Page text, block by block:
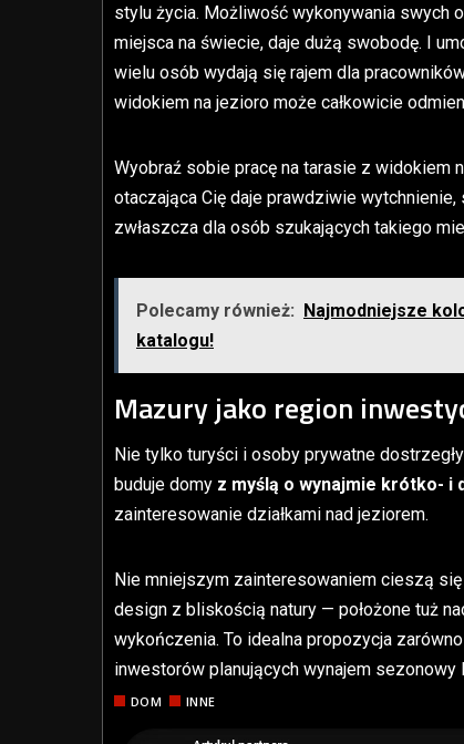
stylu życia. Możliwość wykonywania swych
miejsca na świecie, daje dużą swobodę. I
wielu osób wydają się rajem dla
widokiem na jezioro może całkowicie
Wyobraź sobie pracę na tarasie z widokiem
otaczająca Cię daje prawdziwie
zwłaszcza dla osób szukających takiego
Polecamy również: Najmodniejsze
katalogu!
Mazury jako region
Nie tylko turyści i osoby prywatne
buduje domy z myślą o wynajmie krótko- i
zainteresowanie działkami nad jeziorem.
Nie mniejszym zainteresowaniem cieszą się
design z bliskością natury — położone tuż
wykończenia. To idealna propozycja
inwestorów planujących wynajem sezonowy
DOM INNE